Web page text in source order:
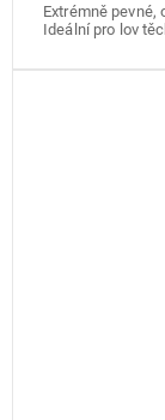
Extrémně pevné,
Ideální pro lov